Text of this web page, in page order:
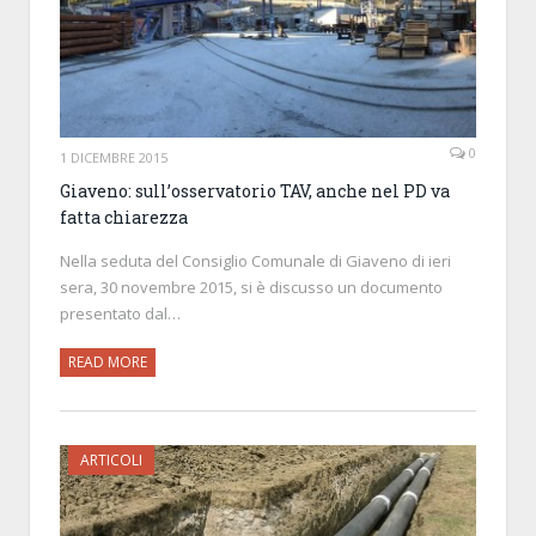
1 DICEMBRE 2015 0
Giaveno: sull’osservatorio TAV, anche nel PD va
fatta chiarezza
Nella seduta del Consiglio Comunale di Giaveno di ieri
sera, 30 novembre 2015, si è discusso un documento
presentato dal…
READ MORE
ARTICOLI